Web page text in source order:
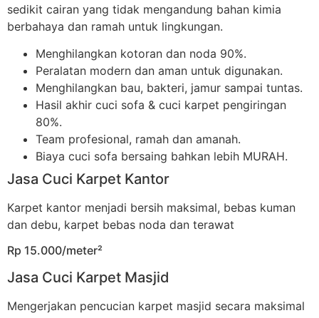
sedikit cairan yang tidak mengandung bahan kimia
berbahaya dan ramah untuk lingkungan.
Menghilangkan kotoran dan noda 90%.
Peralatan modern dan aman untuk digunakan.
Menghilangkan bau, bakteri, jamur sampai tuntas.
Hasil akhir cuci sofa & cuci karpet pengiringan
80%.
Team profesional, ramah dan amanah.
Biaya cuci sofa bersaing bahkan lebih MURAH.
Jasa Cuci Karpet Kantor
Karpet kantor menjadi bersih maksimal, bebas kuman
dan debu, karpet bebas noda dan terawat
Rp 15.000/meter²
Jasa Cuci Karpet Masjid
Mengerjakan pencucian karpet masjid secara maksimal